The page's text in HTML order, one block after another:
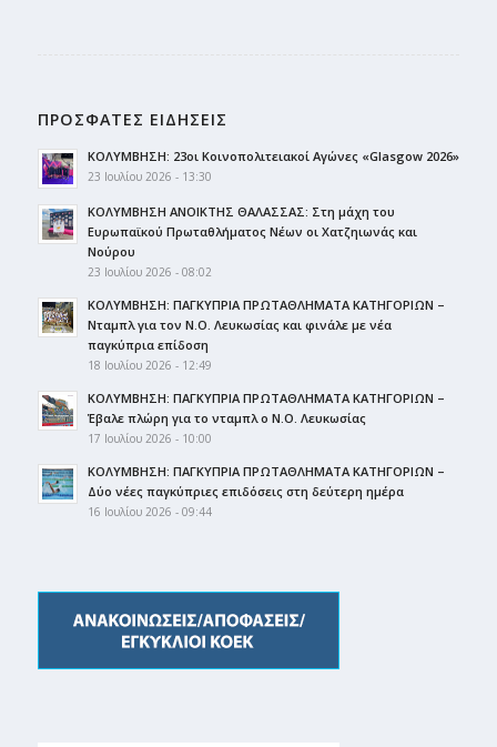
ΠΡΟΣΦΑΤΕΣ ΕΙΔΗΣΕΙΣ
ΚΟΛΥΜΒΗΣΗ: 23οι Κοινοπολιτειακοί Αγώνες «Glasgow 2026»
23 Ιουλίου 2026 - 13:30
ΚΟΛΥΜΒΗΣΗ ΑΝΟΙΚΤΗΣ ΘΑΛΑΣΣΑΣ: Στη μάχη του
Ευρωπαϊκού Πρωταθλήματος Νέων οι Χατζηιωνάς και
Νούρου
23 Ιουλίου 2026 - 08:02
ΚΟΛΥΜΒΗΣΗ: ΠΑΓΚΥΠΡΙΑ ΠΡΩΤΑΘΛΗΜΑΤΑ ΚΑΤΗΓΟΡΙΩΝ –
Νταμπλ για τον Ν.Ο. Λευκωσίας και φινάλε με νέα
παγκύπρια επίδοση
18 Ιουλίου 2026 - 12:49
ΚΟΛΥΜΒΗΣΗ: ΠΑΓΚΥΠΡΙΑ ΠΡΩΤΑΘΛΗΜΑΤΑ ΚΑΤΗΓΟΡΙΩΝ –
Έβαλε πλώρη για το νταμπλ ο Ν.Ο. Λευκωσίας
17 Ιουλίου 2026 - 10:00
ΚΟΛΥΜΒΗΣΗ: ΠΑΓΚΥΠΡΙΑ ΠΡΩΤΑΘΛΗΜΑΤΑ ΚΑΤΗΓΟΡΙΩΝ –
Δύο νέες παγκύπριες επιδόσεις στη δεύτερη ημέρα
16 Ιουλίου 2026 - 09:44